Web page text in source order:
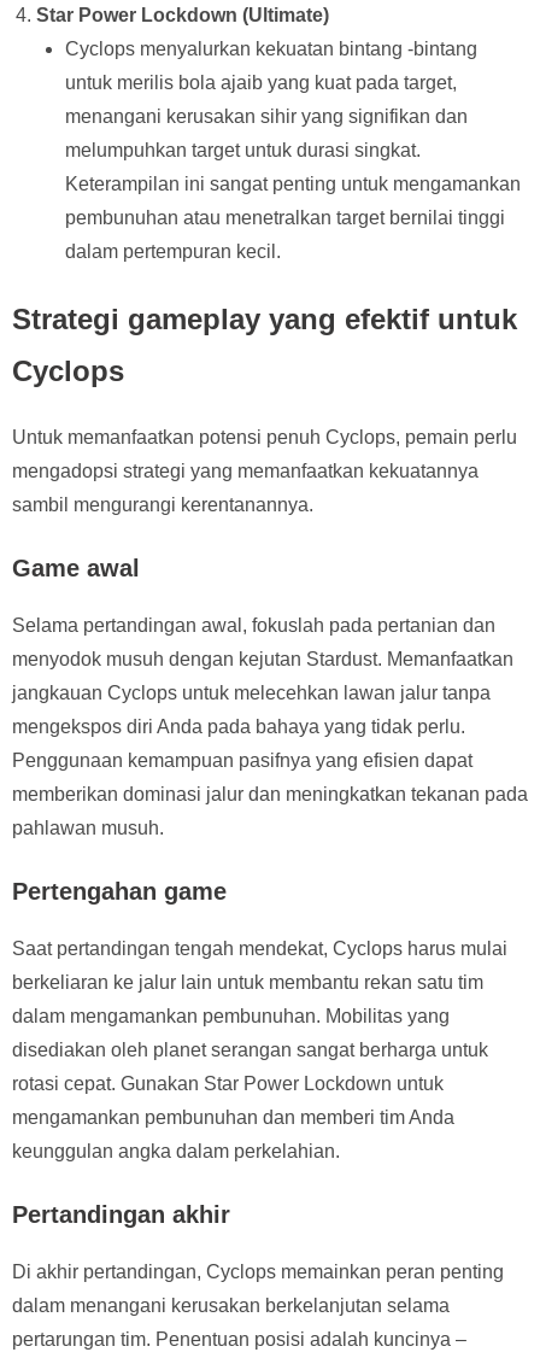
Star Power Lockdown (Ultimate)
Cyclops menyalurkan kekuatan bintang -bintang
untuk merilis bola ajaib yang kuat pada target,
menangani kerusakan sihir yang signifikan dan
melumpuhkan target untuk durasi singkat.
Keterampilan ini sangat penting untuk mengamankan
pembunuhan atau menetralkan target bernilai tinggi
dalam pertempuran kecil.
Strategi gameplay yang efektif untuk
Cyclops
Untuk memanfaatkan potensi penuh Cyclops, pemain perlu
mengadopsi strategi yang memanfaatkan kekuatannya
sambil mengurangi kerentanannya.
Game awal
Selama pertandingan awal, fokuslah pada pertanian dan
menyodok musuh dengan kejutan Stardust. Memanfaatkan
jangkauan Cyclops untuk melecehkan lawan jalur tanpa
mengekspos diri Anda pada bahaya yang tidak perlu.
Penggunaan kemampuan pasifnya yang efisien dapat
memberikan dominasi jalur dan meningkatkan tekanan pada
pahlawan musuh.
Pertengahan game
Saat pertandingan tengah mendekat, Cyclops harus mulai
berkeliaran ke jalur lain untuk membantu rekan satu tim
dalam mengamankan pembunuhan. Mobilitas yang
disediakan oleh planet serangan sangat berharga untuk
rotasi cepat. Gunakan Star Power Lockdown untuk
mengamankan pembunuhan dan memberi tim Anda
keunggulan angka dalam perkelahian.
Pertandingan akhir
Di akhir pertandingan, Cyclops memainkan peran penting
dalam menangani kerusakan berkelanjutan selama
pertarungan tim. Penentuan posisi adalah kuncinya –